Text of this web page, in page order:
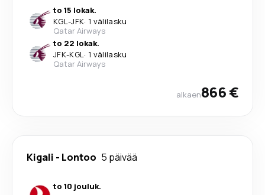
to 15 lokak.
KGL-JFK· 1 välilasku
Qatar Airways
to 22 lokak.
JFK-KGL· 1 välilasku
Qatar Airways
alkaen866 €
Kigali - Lontoo 5 päivää
to 10 jouluk.